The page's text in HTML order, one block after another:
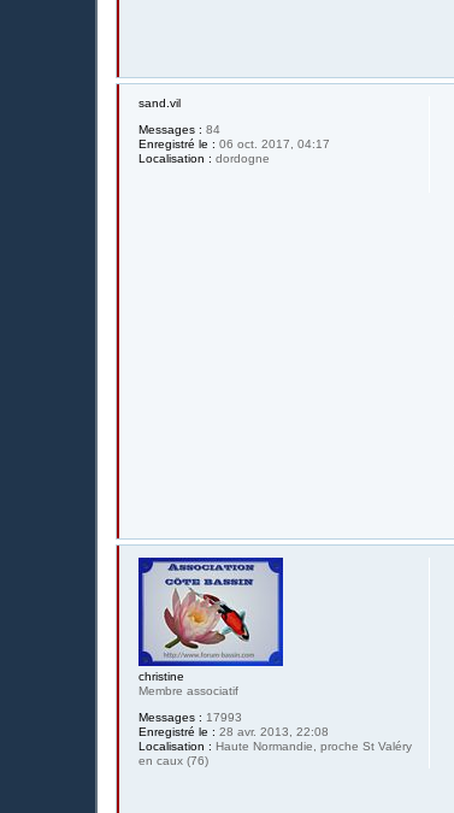
sand.vil
Messages : 84
Enregistré le : 06 oct. 2017, 04:17
Localisation : dordogne
christine
Membre associatif
Messages : 17993
Enregistré le : 28 avr. 2013, 22:08
Localisation : Haute Normandie, proche St Valéry
en caux (76)